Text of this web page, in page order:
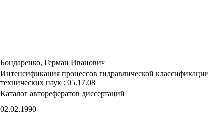
Бондаренко, Герман Иванович
Интенсификация процессов гидравлической
технических наук : 05.17.08
Каталог авторефератов диссертаций
02.02.1990